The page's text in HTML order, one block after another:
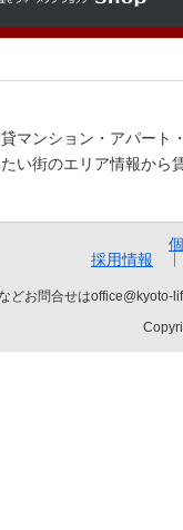
マンション・アパート
い街のエリア情報から
採用情報
どお問合せは